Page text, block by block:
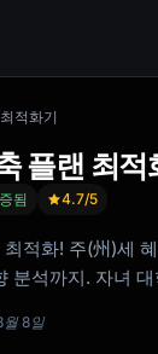
적화기
플랜 최적
됨 4.7/5
적화! 주(州)세
분석까지. 자녀
월 8일